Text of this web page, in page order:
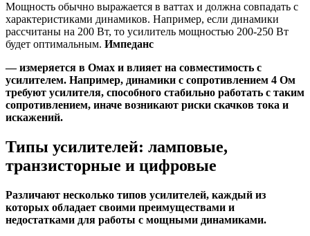
Мощность обычно выражается в ваттах и должна совпадать с
характеристиками динамиков. Например, если динамики
рассчитаны на 200 Вт, то усилитель мощностью 200-250 Вт
будет оптимальным. Импеданс
— измеряется в Омах и влияет на совместимость с
усилителем. Например, динамики с сопротивлением 4 Ом
требуют усилителя, способного стабильно работать с таким
сопротивлением, иначе возникают риски скачков тока и
искажений.
Типы усилителей: ламповые,
транзисторные и цифровые
Различают несколько типов усилителей, каждый из
которых обладает своими преимуществами и
недостатками для работы с мощными динамиками.